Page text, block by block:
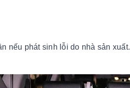
nếu phát sinh lỗi do nhà sản xuất.